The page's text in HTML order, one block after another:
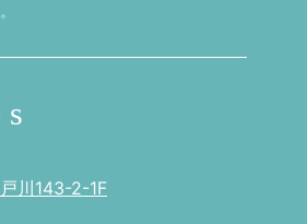
s
川143-2-1F